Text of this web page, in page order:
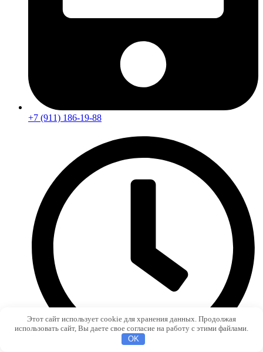
+7 (911) 186-19-88
Этот сайт использует cookie для хранения данных. Продолжая
использовать сайт, Вы даете свое согласие на работу с этими файлами.
OK